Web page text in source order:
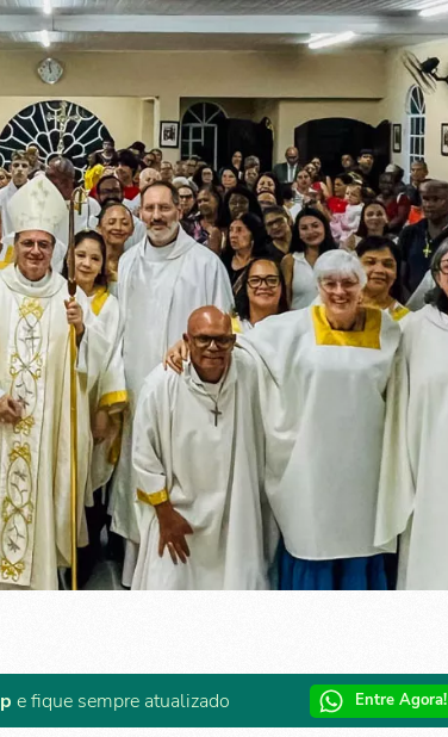
e fique sempre atualizado Entre Agora!